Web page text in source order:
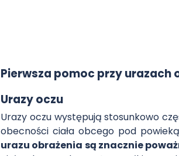
Pierwsza pomoc przy urazach
Urazy oczu
Urazy oczu występują stosunkowo
obecności ciała obcego pod
urazu obrażenia są znacznie